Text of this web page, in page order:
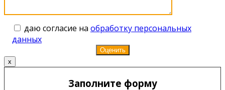
даю согласие на обработку персональных
данных
x
Заполните форму